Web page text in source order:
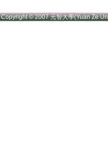
Copyright © 2007 元智大學(Yuan Ze